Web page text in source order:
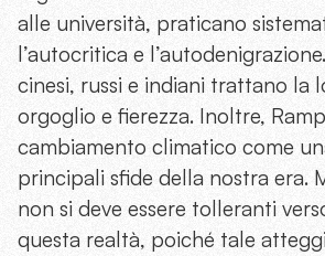
alle università, praticano
l’autocritica e
cinesi, russi e indiani trattano la
orgoglio e fierezza. Inoltre,
cambiamento climatico come
principali sfide della nostra era.
non si deve essere tolleranti
questa realtà, poiché tale